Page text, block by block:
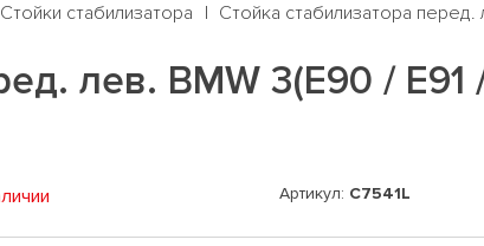
Стойки стабилизатора Стойка стабилизатора перед.
лев. BMW 3(E90 / E91
Артикул: C7541L